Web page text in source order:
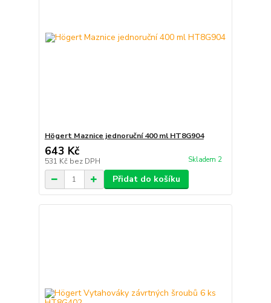
Högert Maznice jednoruční 400 ml HT8G904
643 Kč
531 Kč bez DPH Skladem 2
Přidat do košíku